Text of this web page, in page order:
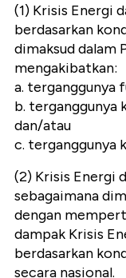
(1) Krisis Energi
berdasarkan
dimaksud dalam
mengakibatkan:
a. terganggunya
b. terganggunya
dan/atau
c. terganggunya
(2) Krisis Energi
sebagaimana
dengan
dampak Krisis
berdasarkan
secara nasional.